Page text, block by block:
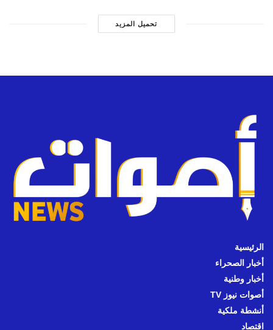
تحميل المزيد
الرئيسية
أخبار الصحراء
أخبار وطنية
أصوات نيوز TV
أنشطة ملكية
اقتصاد